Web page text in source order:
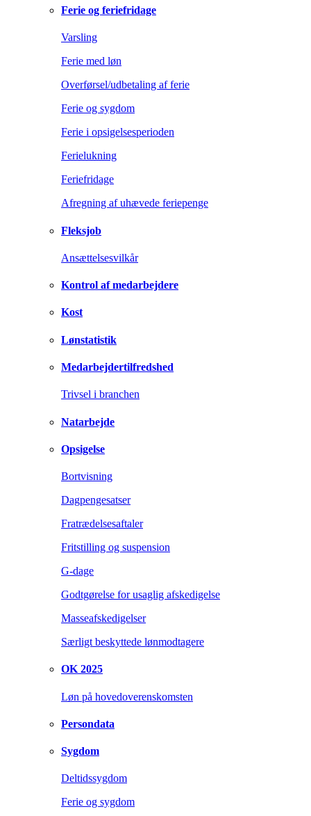
Ferie og feriefridage
Varsling
Ferie med løn
Overførsel/udbetaling af ferie
Ferie og sygdom
Ferie i opsigelsesperioden
Ferielukning
Feriefridage
Afregning af uhævede feriepenge
Fleksjob
Ansættelsesvilkår
Kontrol af medarbejdere
Kost
Lønstatistik
Medarbejdertilfredshed
Trivsel i branchen
Natarbejde
Opsigelse
Bortvisning
Dagpengesatser
Fratrædelsesaftaler
Fritstilling og suspension
G-dage
Godtgørelse for usaglig afskedigelse
Masseafskedigelser
Særligt beskyttede lønmodtagere
OK 2025
Løn på hovedoverenskomsten
Persondata
Sygdom
Deltidssygdom
Ferie og sygdom